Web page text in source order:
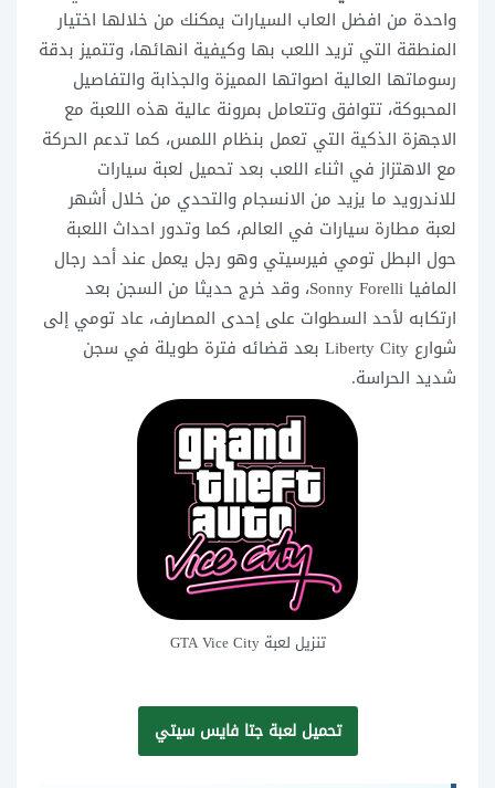
واحدة من افضل العاب السيارات يمكنك من خلالها اختيار
المنطقة التي تريد اللعب بها وكيفية انهائها، وتتميز بدقة
رسوماتها العالية اصواتها المميزة والجذابة والتفاصيل
المحبوكة، تتوافق وتتعامل بمرونة عالية هذه اللعبة مع
الاجهزة الذكية التي تعمل بنظام اللمس، كما تدعم الحركة
مع الاهتزاز في اثناء اللعب بعد تحميل لعبة سيارات
للاندرويد ما يزيد من الانسجام والتحدي من خلال أشهر
لعبة مطارة سيارات في العالم، كما وتدور احداث اللعبة
حول البطل تومي فيرسيتي وهو رجل يعمل عند أحد رجال
المافيا Sonny Forelli، وقد خرج حديثا من السجن بعد
ارتكابه لأحد السطوات على إحدى المصارف، عاد تومي إلى
شوارع Liberty City بعد قضائه فترة طويلة في سجن
شديد الحراسة.
تنزيل لعبة GTA Vice City
تحميل لعبة جتا فايس سيتي